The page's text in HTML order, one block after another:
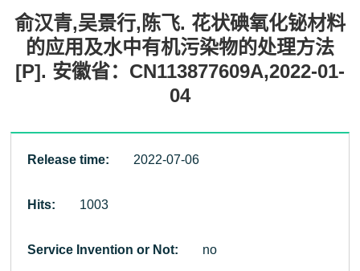
俞汉青,吴景行,陈飞. 花状碘氧化铋材料
的应用及水中有机污染物的处理方法
[P]. 安徽省：CN113877609A,2022-01-
04
Release time: 2022-07-06
Hits: 1003
Service Invention or Not: no